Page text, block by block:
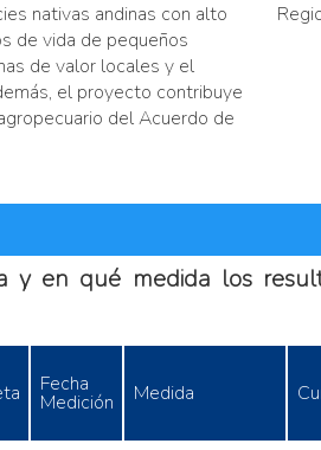
nativas andinas con alto
de vida de pequeños
de valor locales y el
el proyecto contribuye
del Acuerdo de
y en qué medida los
Fecha
Medición Medida